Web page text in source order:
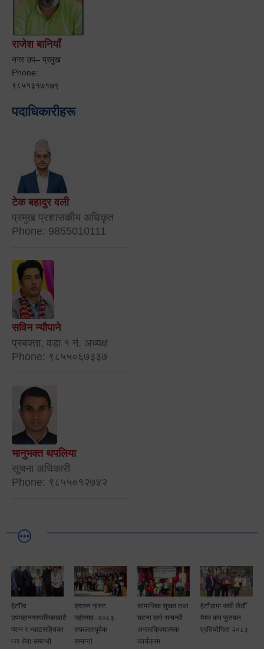
राजेश बानियाँ
नगर उप– प्रमुख
Phone:
९८५१३१७१७९
पदाधिकारीहरू
टेक बहादुर वली
प्रमुख प्रशासकीय अधिकृत
Phone: 9855010111
सविन न्यौपाने
प्रबक्ता, वडा १ नं. अध्यक्ष
Phone: ९८५५०६७३३७
भानुभक्त थपलिया
सूचना अधिकारी
Phone: ९८५५०१२७४२
हेटौँडा
उपमहानगरपालिकाबाटै
प्यान र भ्याटसहितका
कर सेवा सम्बन्धी
ड्रागन फ्रुट
महोत्सव–२०८३
सफलतापूर्वक
सम्पन्न!
सामाजिक सुरक्षा तथा
घटना दर्ता सम्बन्धी
अन्तरक्रियात्मक
कार्यक्रम
हेटौंडामा जारी छैठौँ
मेयर कप फुटबल
प्रतियोगिता २०८३